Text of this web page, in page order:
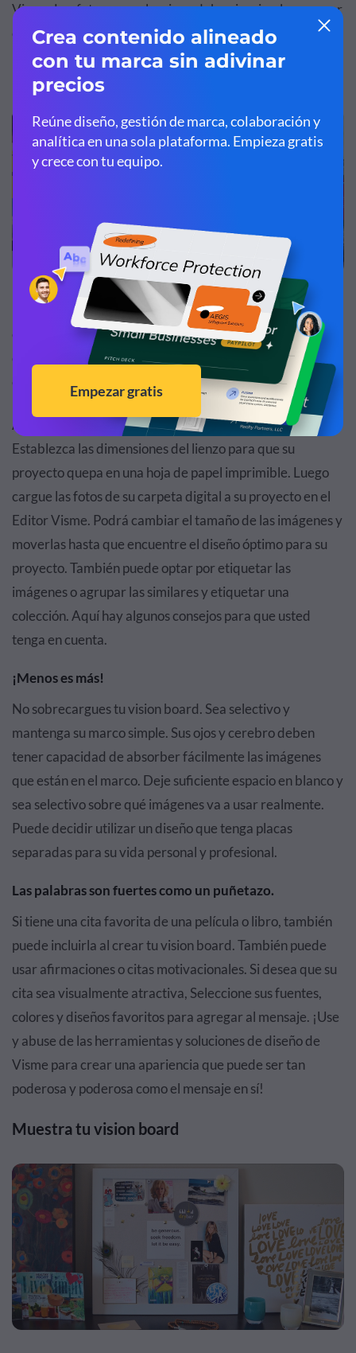
Visme. Las fotos que seleccione deben inspirarlo o evocar
emociones positivas en su mente.
Une tus imágenes
No importa de dónde haya tomado sus imágenes, ya sea
en línea o fuera de línea, únalas todas en una carpeta
digital. Luego, piense en el diseño que usa, el diseño y
cómo organizará las imágenes que ha seleccionado.
Aquí es exactamente donde Vismeentra para ayudarte.
Establezca las dimensiones del lienzo para que su
proyecto quepa en una hoja de papel imprimible. Luego
cargue las fotos de su carpeta digital a su proyecto en el
Editor Visme. Podrá cambiar el tamaño de las imágenes y
moverlas hasta que encuentre el diseño óptimo para su
proyecto. También puede optar por etiquetar las
imágenes o agrupar las similares y etiquetar una
colección. Aquí hay algunos consejos para que usted
tenga en cuenta.
¡Menos es más!
No sobrecargues tu vision board. Sea selectivo y
mantenga su marco simple. Sus ojos y cerebro deben
tener capacidad de absorber fácilmente las imágenes
que están en el marco. Deje suficiente espacio en blanco y
sea selectivo sobre qué imágenes va a usar realmente.
Puede decidir utilizar un diseño que tenga placas
separadas para su vida personal y profesional.
Las palabras son fuertes como un puñetazo.
Si tiene una cita favorita de una película o libro, también
puede incluirla al crear tu vision board. También puede
usar afirmaciones o citas motivacionales. Si desea que su
cita sea visualmente atractiva, Seleccione sus fuentes,
colores y diseños favoritos para agregar al mensaje. ¡Use
y abuse de las herramientas y soluciones de diseño de
Visme para crear una apariencia que puede ser tan
poderosa y poderosa como el mensaje en sí!
Muestra tu vision board